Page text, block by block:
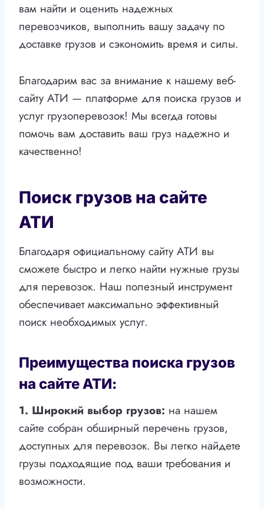
вам найти и оценить надежных
перевозчиков, выполнить вашу задачу по
доставке грузов и сэкономить время и силы.
Благодарим вас за внимание к нашему веб-
сайту АТИ — платформе для поиска грузов и
услуг грузоперевозок! Мы всегда готовы
помочь вам доставить ваш груз надежно и
качественно!
Поиск грузов на сайте
АТИ
Благодаря официальному сайту АТИ вы
сможете быстро и легко найти нужные грузы
для перевозок. Наш полезный инструмент
обеспечивает максимально эффективный
поиск необходимых услуг.
Преимущества поиска грузов
на сайте АТИ:
1. Широкий выбор грузов: на нашем
сайте собран обширный перечень грузов,
доступных для перевозок. Вы легко найдете
грузы подходящие под ваши требования и
возможности.